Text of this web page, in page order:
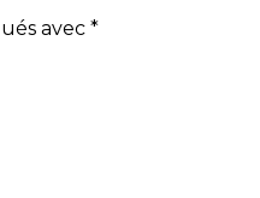
avec *